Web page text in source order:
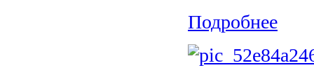
Подробнее